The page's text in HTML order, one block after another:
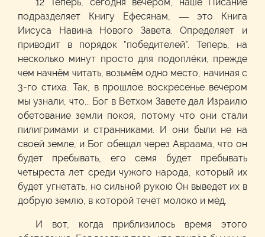
12 Теперь, сегодня вечером, наше Писание
подразделяет Книгу Ефесянам, — это Книга
Иисуса Навина Нового Завета. Определяет и
приводит в порядок "победителей". Теперь, на
несколько минут просто для подоплёки, прежде
чем начнём читать, возьмём одно место, начиная с
3-го стиха. Так, в прошлое воскресенье вечером
мы узнали, что... Бог в Ветхом Завете дал Израилю
обетование земли покоя, потому что они стали
пилигримами и странниками. И они были не на
своей земле, и Бог обещал через Авраама, что он
будет пребывать, его семя будет пребывать
четыреста лет среди чужого народа, который их
будет угнетать, но сильной рукою Он выведет их в
добрую землю, в которой течёт молоко и мёд.
И вот, когда приблизилось время этого